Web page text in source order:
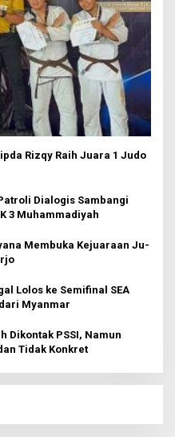
Rizqy Raih Juara 1 Judo
Dialogis Sambangi
3 Muhammadiyah
Membuka Kejuaraan Ju-
Lolos ke Semifinal SEA
Myanmar
Dikontak PSSI, Namun
Tidak Konkret